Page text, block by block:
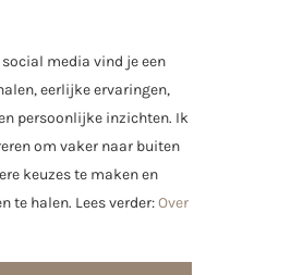
media vind je een
eerlijke ervaringen,
persoonlijke inzichten. Ik
om vaker naar buiten
keuzes te maken en
te halen. Lees verder:Over